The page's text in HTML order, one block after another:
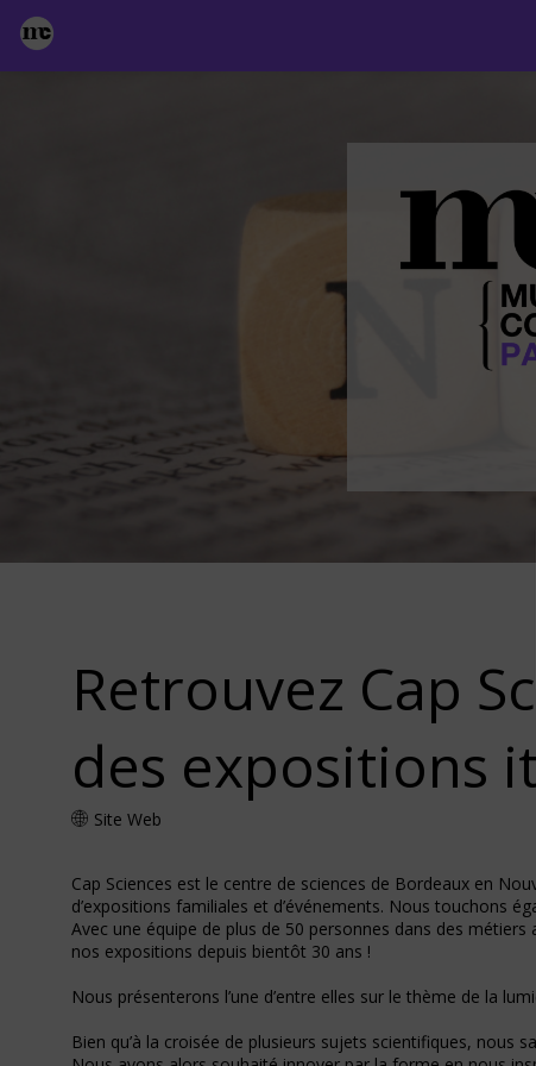
Retrouvez Cap
des expositions
Site Web
Cap Sciences est le centre de sciences de Bordeaux en
d’expositions familiales et d’événements. Nous touchons
Avec une équipe de plus de 50 personnes dans des
nos expositions depuis bientôt 30 ans !
Nous présenterons l’une d’entre elles sur le thème de la
Bien qu’à la croisée de plusieurs sujets scientifiques, nous